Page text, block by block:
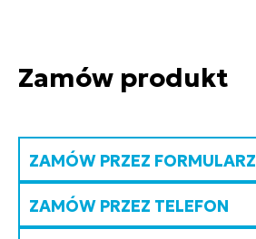
Zamów produkt
ZAMÓW PRZEZ FORMULARZ
ZAMÓW PRZEZ TELEFON